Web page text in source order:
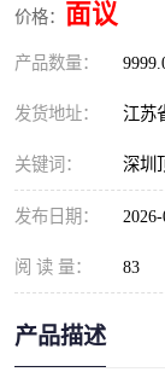
价格： 面议
产品数量：
发货地址： 江苏
关键词： 深圳
发布日期：
阅 读 量： 83
产品描述